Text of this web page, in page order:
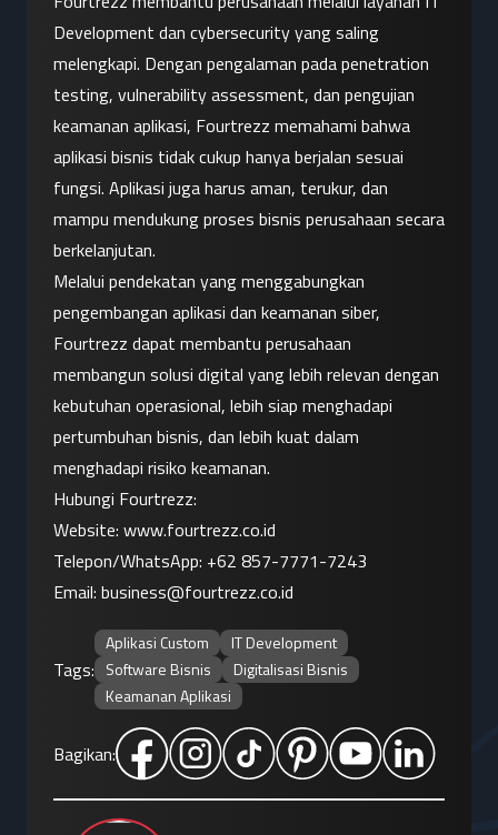
Development dan cybersecurity yang saling
melengkapi. Dengan pengalaman pada penetration
testing, vulnerability assessment, dan pengujian
keamanan aplikasi, Fourtrezz memahami bahwa
aplikasi bisnis tidak cukup hanya berjalan sesuai
fungsi. Aplikasi juga harus aman, terukur, dan
mampu mendukung proses bisnis perusahaan secara
berkelanjutan.
Melalui pendekatan yang menggabungkan
pengembangan aplikasi dan keamanan siber,
Fourtrezz dapat membantu perusahaan
membangun solusi digital yang lebih relevan dengan
kebutuhan operasional, lebih siap menghadapi
pertumbuhan bisnis, dan lebih kuat dalam
menghadapi risiko keamanan.
Hubungi Fourtrezz:
Website: www.fourtrezz.co.id
Telepon/WhatsApp: +62 857-7771-7243
Email: business@fourtrezz.co.id
Tags:
Aplikasi Custom
IT Development
Software Bisnis
Digitalisasi Bisnis
Keamanan Aplikasi
Bagikan: